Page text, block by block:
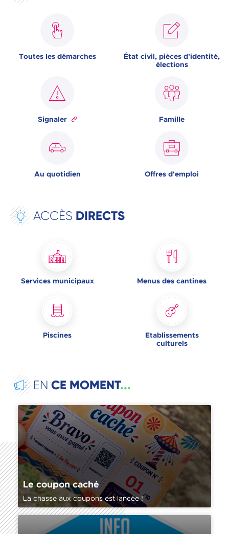
Toutes les démarches
État civil, pièces d'identité,
élections
Signaler Famille
Au quotidien Offres d'emploi
ACCÈS DIRECTS
Services municipaux Menus des cantines
Piscines
Etablissements
culturels
EN CE MOMENT...
Le coupon caché
La chasse aux coupons est lancée !
La chasse aux coupons est lancée !